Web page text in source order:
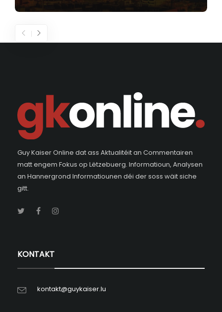
Guy Kaiser Online dat ass Aktualitéit an Commentairen
matt engem Fokus op Lëtzebuerg. Informatioun, Analysen
an Hannergrond Informatiounen déi der soss wäit siche
gitt.
KONTAKT
kontakt@guykaiser.lu